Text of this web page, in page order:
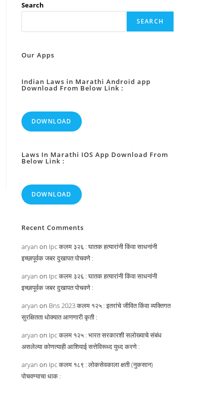
Search
SEARCH
Our Apps
Indian Laws in Marathi Android app
Download From Below Link :
DOWNLOAD
Laws In Marathi IOS App Download From
Below Link :
DOWNLOAD
Recent Comments
aryan on Ipc कलम ३२६ : घातक हत्यारांनी किंवा साधनांनी
इच्छापूर्वक जबर दुखापत पोचवणे :
aryan on Ipc कलम ३२६ : घातक हत्यारांनी किंवा साधनांनी
इच्छापूर्वक जबर दुखापत पोचवणे :
aryan on Bns 2023 कलम १२५ : इतरांचे जीवित किंवा व्यक्तिगत
सुरक्षितता धोक्यात आणणारी कृती :
aryan on Ipc कलम १२५ : भारत सरकारशी सलोख्याचे संबंध
असलेल्या कोणत्याही आशियाई सत्तेविरूध्द युध्द करणे :
aryan on Ipc कलम १८९ : लोकसेवकाला क्षती (नुकसान)
पोचवण्याचा धाक :